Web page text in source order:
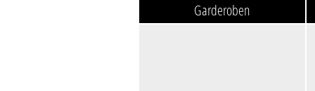
Garderoben